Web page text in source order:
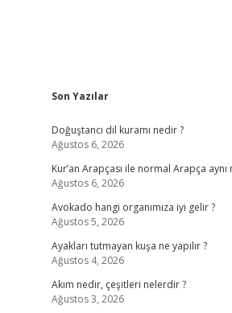
Sidebar
Son Yazılar
Doğuştancı dil kuramı nedir ?
Ağustos 6, 2026
Kur’an Arapçası ile normal Arapça aynı
Ağustos 6, 2026
Avokado hangi organımıza iyi gelir ?
Ağustos 5, 2026
Ayakları tutmayan kuşa ne yapılır ?
Ağustos 4, 2026
Akım nedir, çeşitleri nelerdir ?
Ağustos 3, 2026